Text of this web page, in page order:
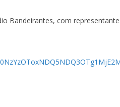
Bandeirantes, com